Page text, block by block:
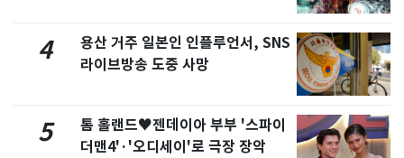
4
용산 거주 일본인 인플루언서, SNS
라이브방송 도중 사망
5
톰 홀랜드♥젠데이아 부부 '스파이
더맨4'·'오디세이'로 극장 장악